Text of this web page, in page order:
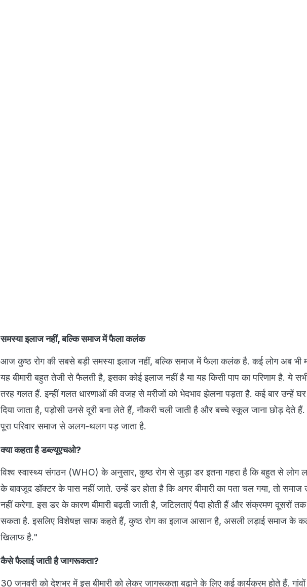
पूरा परिवार समाज से अलग-थलग पड़ जाता है.
क्या कहता है डब्ल्यूएचओ?
विश्व स्वास्थ्य संगठन (WHO) के अनुसार, कुष्ठ रोग से जुड़ा डर इतना गहरा है कि बहुत से लोग
के बावजूद डॉक्टर के पास नहीं जाते. उन्हें डर होता है कि अगर बीमारी का पता चल गया, तो समाज
नहीं करेगा. इस डर के कारण बीमारी बढ़ती जाती है, जटिलताएं पैदा होती हैं और संक्रमण दूसरों तक
सकता है. इसलिए विशेषज्ञ साफ कहते हैं, कुष्ठ रोग का इलाज आसान है, असली लड़ाई समाज के
खिलाफ है."
कैसे फैलाई जाती है जागरूकता?
30 जनवरी को देशभर में इस बीमारी को लेकर जागरूकता बढ़ाने के लिए कई कार्यक्रम होते हैं. गांवों
स्कूलों में सेमिनार, स्वास्थ्य शिविर और कुष्ठ रोगियों के साथ संवाद सत्र आयोजित किए जाते हैं. इन
मकसद यही होता है कि लोग समय पर जांच कराएं, इलाज से न डरें और मरीजों को इंसान की तरह
53 प्रतिशत मामले सिर्फ भारत में:
विशेषज्ञों के अनुसार, दुनियाभर में कुष्ठ रोग के लगभग 53 प्रतिशत मामले भारत में पाए जाते हैं.